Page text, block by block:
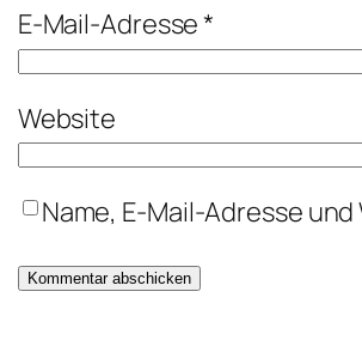
E-Mail-Adresse*
Website
Name, E-Mail-Adresse